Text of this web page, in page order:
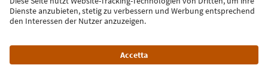
Iscriviti alla newsletter